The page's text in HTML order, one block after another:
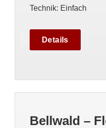
Technik: Einfach
Details
Bellwald –